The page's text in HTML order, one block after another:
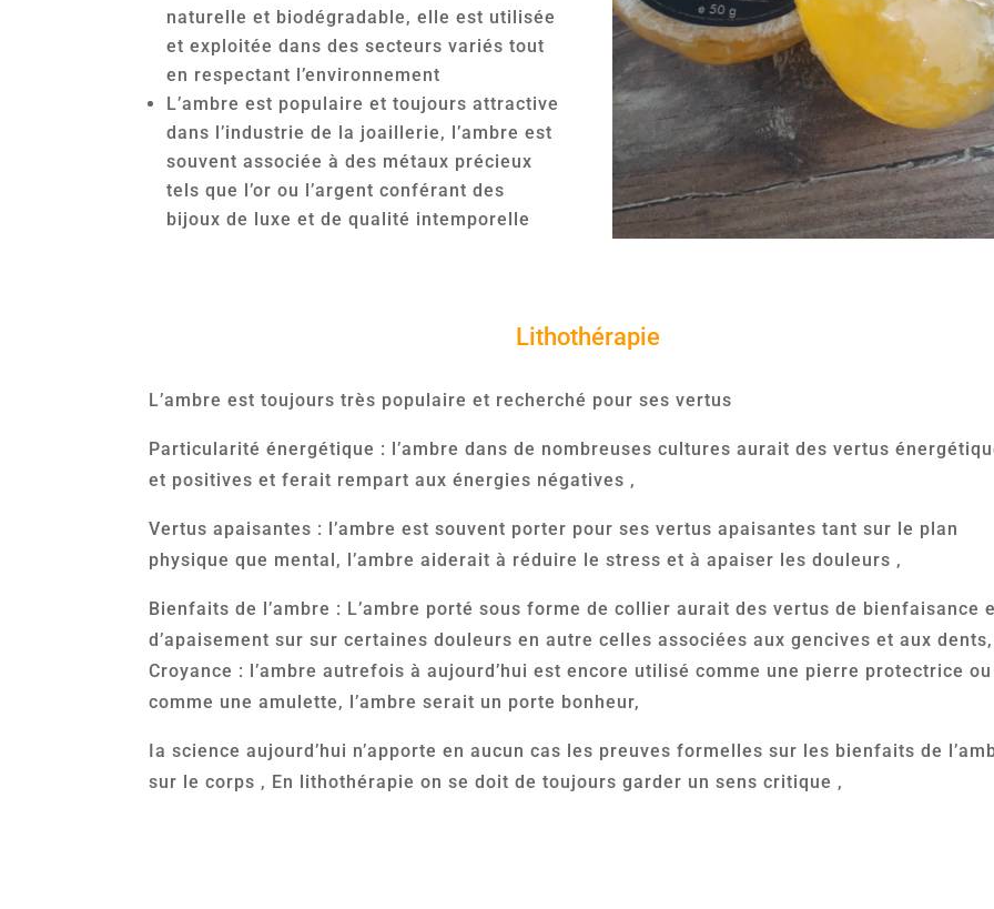
naturelle et biodégradable, elle est utilisée
et exploitée dans des secteurs variés tout
en respectant l’environnement
L’ambre est populaire et toujours attractive
dans l’industrie de la joaillerie, l’ambre est
souvent associée à des métaux précieux
tels que l’or ou l’argent conférant des
bijoux de luxe et de qualité intemporelle
Lithothérapie
L’ambre est toujours très populaire et recherché pour ses vertus
Particularité énergétique : l’ambre dans de nombreuses cultures aurait des vertus
et positives et ferait rempart aux énergies négatives ,
Vertus apaisantes : l’ambre est souvent porter pour ses vertus apaisantes tant sur le plan
physique que mental, l’ambre aiderait à réduire le stress et à apaiser les douleurs ,
Bienfaits de l’ambre : L’ambre porté sous forme de collier aurait des vertus de bienfaisance
d’apaisement sur sur certaines douleurs en autre celles associées aux gencives et aux dents,
Croyance : l’ambre autrefois à aujourd’hui est encore utilisé comme une pierre protectrice ou
comme une amulette, l’ambre serait un porte bonheur,
Ia science aujourd’hui n’apporte en aucun cas les preuves formelles sur les bienfaits de
sur le corps , En lithothérapie on se doit de toujours garder un sens critique ,